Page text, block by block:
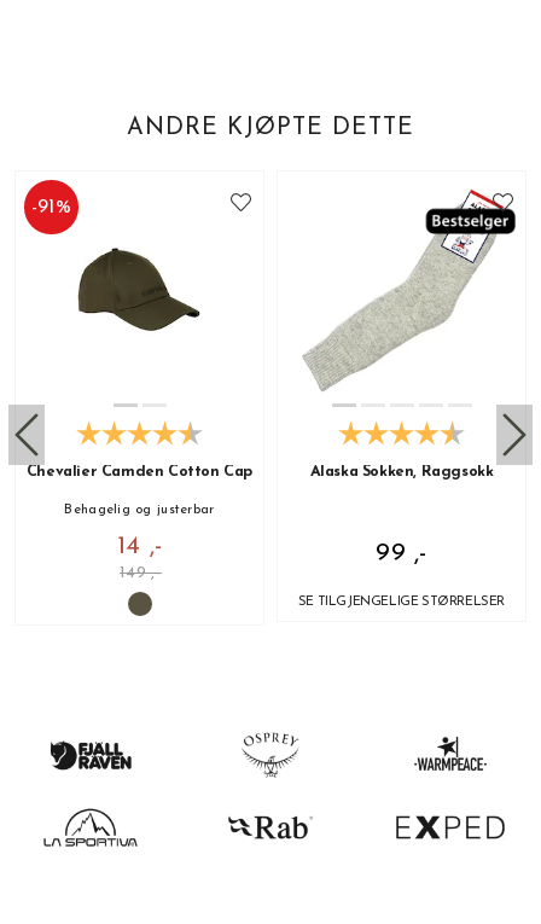
ANDRE KJØPTE DETTE
-91 %
Chevalier Camden Cotton Cap
Behagelig og justerbar
14 ,-
149 ,-
Alaska Sokken, Raggsokk
99 ,-
SE TILGJENGELIGE STØRRELSER